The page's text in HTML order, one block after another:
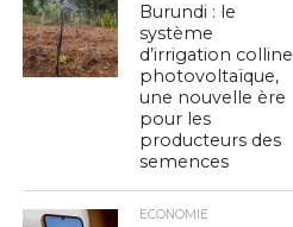
Burundi : le
système
d’irrigation colline
photovoltaïque,
une nouvelle ère
pour les
producteurs des
semences
ECONOMIE